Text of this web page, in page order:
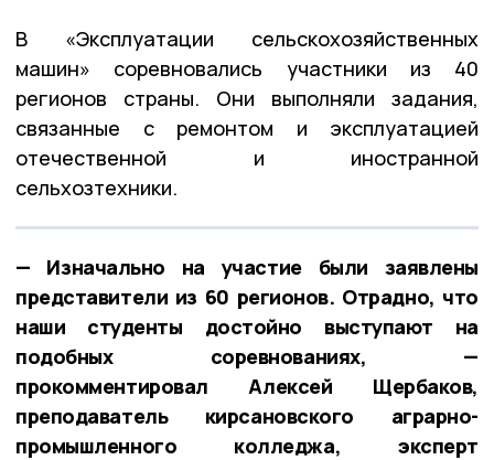
В «Эксплуатации сельскохозяйственных
машин» соревновались участники из 40
регионов страны. Они выполняли задания,
связанные с ремонтом и эксплуатацией
отечественной и иностранной
сельхозтехники.
— Изначально на участие были заявлены
представители из 60 регионов. Отрадно, что
наши студенты достойно выступают на
подобных соревнованиях, —
прокомментировал Алексей Щербаков,
преподаватель кирсановского аграрно-
промышленного колледжа, эксперт